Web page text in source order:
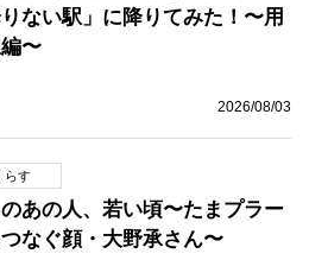
りない駅」に降りてみた！〜用
〜
2026/08/03
らす
あの人、若い頃〜たまプラー
なぐ顔・大野承さん〜